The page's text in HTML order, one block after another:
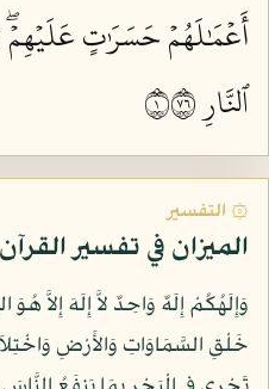
أَعۡمَٰلَهُمۡ حَسَرَٰتٍ
ٱلنَّارِ ١٦٧
۞ التفسير
الميزان في تفسير القرآن
خَلْقِ السَّمَاوَاتِ وَالأَرْضِ